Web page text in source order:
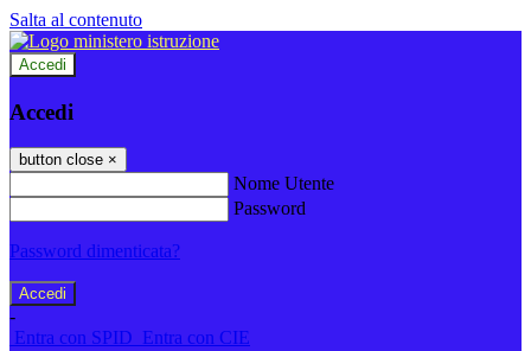
Salta al contenuto
Accedi
Accedi
button close ×
Nome Utente
Password
Password dimenticata?
-
Entra con SPID Entra con CIE